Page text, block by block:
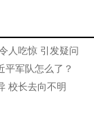
人吃惊 引发疑问
军队怎么了？
校长去向不明